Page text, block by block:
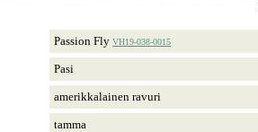
Passion Fly VH19-038-0015
Pasi
amerikkalainen ravuri
tamma